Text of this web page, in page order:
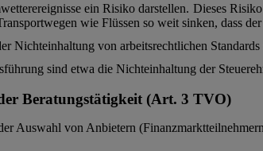
ein Risiko darstellen. Dieses
wie Flüssen so weit sinken, dass
von arbeitsrechtlichen Standards
sind etwa die Nichteinhaltung der
Beratungstätigkeit (Art. 3 TVO)
Auswahl von Anbietern